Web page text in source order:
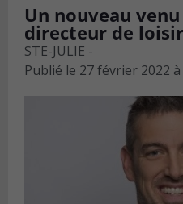
Un nouveau
directeur de loisir
STE-JULIE -
Publié le 27 février 2022